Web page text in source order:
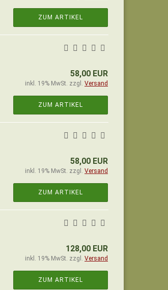
ZUM ARTIKEL
58,00 EUR
inkl. 19% MwSt. zzgl. Versand
ZUM ARTIKEL
58,00 EUR
inkl. 19% MwSt. zzgl. Versand
ZUM ARTIKEL
128,00 EUR
inkl. 19% MwSt. zzgl. Versand
ZUM ARTIKEL